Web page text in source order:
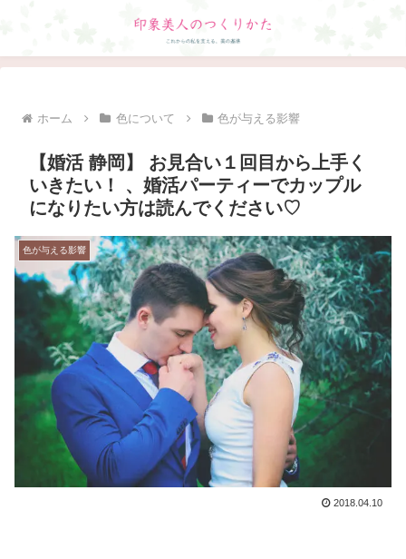
ホーム 色について 色が与える影響
【婚活 静岡】 お見合い１回目から上手く
いきたい！ 、婚活パーティーでカップル
になりたい方は読んでください♡
色が与える影響
2018.04.10